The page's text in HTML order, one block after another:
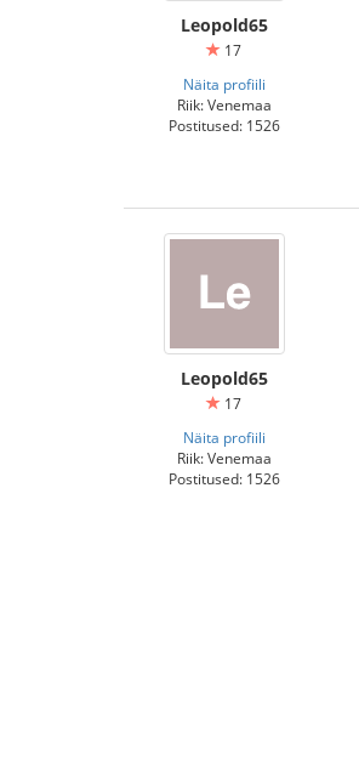
Leopold65
17
Näita profiili
Riik: Venemaa
Postitused: 1526
Leopold65
17
Näita profiili
Riik: Venemaa
Postitused: 1526